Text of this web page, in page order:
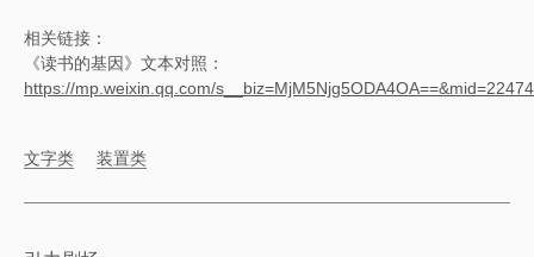
相关链接：
《读书的基因》文本对照：
https://mp.weixin.qq.com/
文字类 装置类